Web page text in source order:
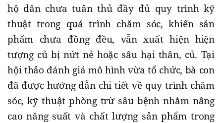
hộ dân chưa tuân thủ đầy đủ quy trình kỹ
thuật trong quá trình chăm sóc, khiến sản
phẩm chưa đồng đều, vẫn xuất hiện hiện
tượng củ bị nứt nẻ hoặc sâu hại thân, củ. Tại
hội thảo đánh giá mô hình vừa tổ chức, bà con
đã được hướng dẫn chi tiết về quy trình chăm
sóc, kỹ thuật phòng trừ sâu bệnh nhằm nâng
cao năng suất và chất lượng sản phẩm trong